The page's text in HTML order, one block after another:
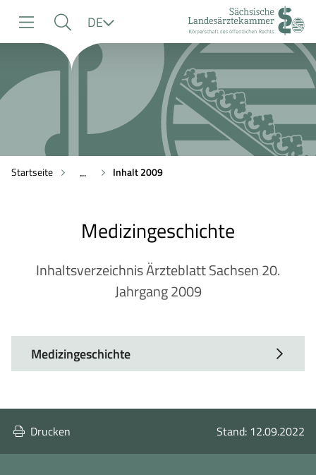
Navigation
Suche
Inhalt
DE
Startseite ... Inhalt 2009
Medizingeschichte
Inhaltsverzeichnis Ärzteblatt Sachsen 20.
Jahrgang 2009
Medizingeschichte
Drucken Stand: 12.09.2022